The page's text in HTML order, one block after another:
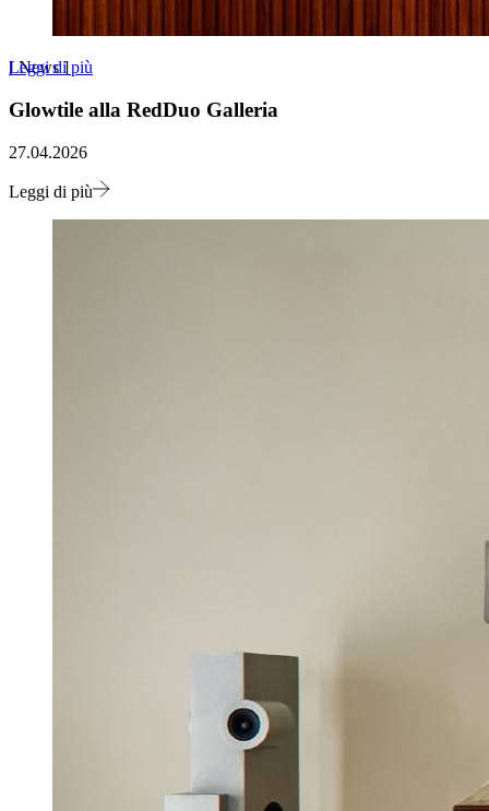
Leggi di più
[News]
Glowtile alla RedDuo Galleria
27.04.2026
Leggi di più